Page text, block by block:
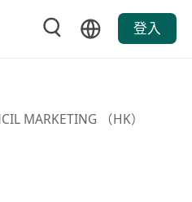
登入
MARKETING （HK）